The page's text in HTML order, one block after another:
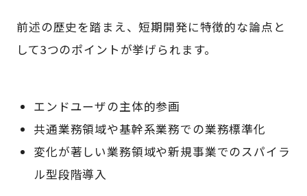
前述の歴史を踏まえ、短期開発に特徴的な論点と
して3つのポイントが挙げられます。
エンドユーザの主体的参画
共通業務領域や基幹系業務での業務標準化
変化が著しい業務領域や新規事業でのスパイラ
ル型段階導入